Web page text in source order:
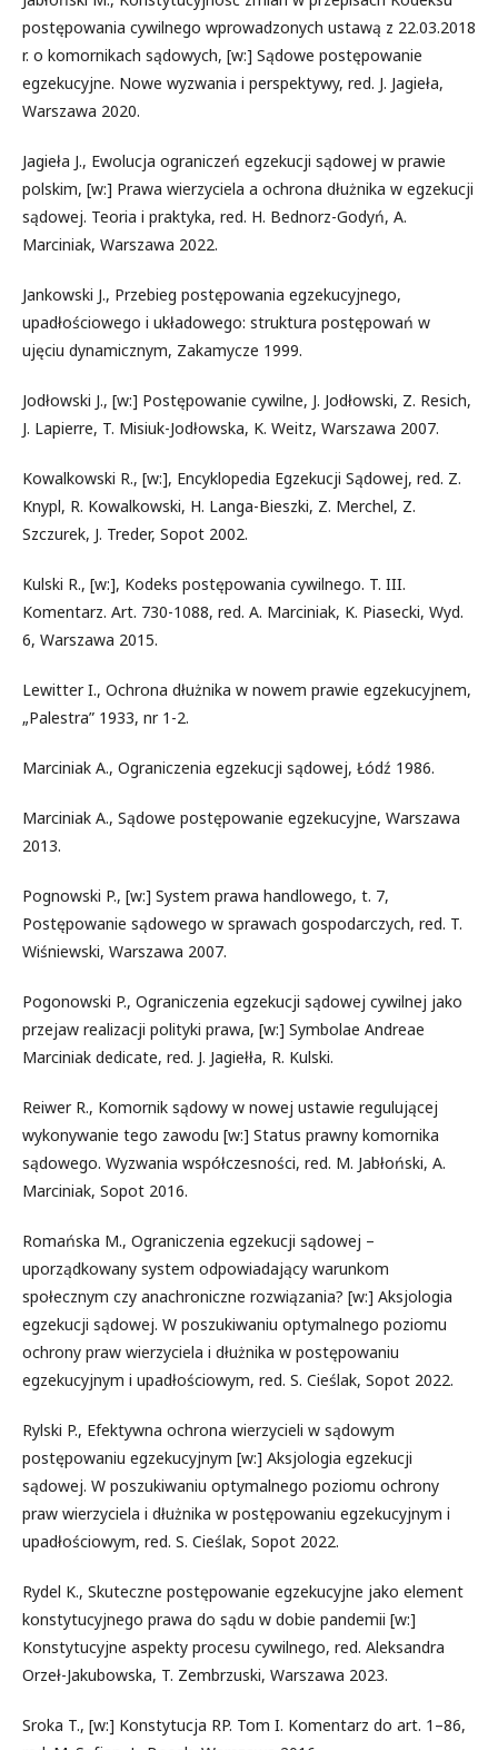
postępowania cywilnego wprowadzonych ustawą z 22.03.2018
r. o komornikach sądowych, [w:] Sądowe postępowanie
egzekucyjne. Nowe wyzwania i perspektywy, red. J. Jagieła,
Warszawa 2020.
Jagieła J., Ewolucja ograniczeń egzekucji sądowej w prawie
polskim, [w:] Prawa wierzyciela a ochrona dłużnika w egzekucji
sądowej. Teoria i praktyka, red. H. Bednorz-Godyń, A.
Marciniak, Warszawa 2022.
Jankowski J., Przebieg postępowania egzekucyjnego,
upadłościowego i układowego: struktura postępowań w
ujęciu dynamicznym, Zakamycze 1999.
Jodłowski J., [w:] Postępowanie cywilne, J. Jodłowski, Z. Resich,
J. Lapierre, T. Misiuk-Jodłowska, K. Weitz, Warszawa 2007.
Kowalkowski R., [w:], Encyklopedia Egzekucji Sądowej, red. Z.
Knypl, R. Kowalkowski, H. Langa-Bieszki, Z. Merchel, Z.
Szczurek, J. Treder, Sopot 2002.
Kulski R., [w:], Kodeks postępowania cywilnego. T. III.
Komentarz. Art. 730-1088, red. A. Marciniak, K. Piasecki, Wyd.
6, Warszawa 2015.
Lewitter I., Ochrona dłużnika w nowem prawie egzekucyjnem,
„Palestra” 1933, nr 1-2.
Marciniak A., Ograniczenia egzekucji sądowej, Łódź 1986.
Marciniak A., Sądowe postępowanie egzekucyjne, Warszawa
2013.
Pognowski P., [w:] System prawa handlowego, t. 7,
Postępowanie sądowego w sprawach gospodarczych, red. T.
Wiśniewski, Warszawa 2007.
Pogonowski P., Ograniczenia egzekucji sądowej cywilnej jako
przejaw realizacji polityki prawa, [w:] Symbolae Andreae
Marciniak dedicate, red. J. Jagiełła, R. Kulski.
Reiwer R., Komornik sądowy w nowej ustawie regulującej
wykonywanie tego zawodu [w:] Status prawny komornika
sądowego. Wyzwania współczesności, red. M. Jabłoński, A.
Marciniak, Sopot 2016.
Romańska M., Ograniczenia egzekucji sądowej –
uporządkowany system odpowiadający warunkom
społecznym czy anachroniczne rozwiązania? [w:] Aksjologia
egzekucji sądowej. W poszukiwaniu optymalnego poziomu
ochrony praw wierzyciela i dłużnika w postępowaniu
egzekucyjnym i upadłościowym, red. S. Cieślak, Sopot 2022.
Rylski P., Efektywna ochrona wierzycieli w sądowym
postępowaniu egzekucyjnym [w:] Aksjologia egzekucji
sądowej. W poszukiwaniu optymalnego poziomu ochrony
praw wierzyciela i dłużnika w postępowaniu egzekucyjnym i
upadłościowym, red. S. Cieślak, Sopot 2022.
Rydel K., Skuteczne postępowanie egzekucyjne jako element
konstytucyjnego prawa do sądu w dobie pandemii [w:]
Konstytucyjne aspekty procesu cywilnego, red. Aleksandra
Orzeł-Jakubowska, T. Zembrzuski, Warszawa 2023.
Sroka T., [w:] Konstytucja RP. Tom I. Komentarz do art. 1–86,